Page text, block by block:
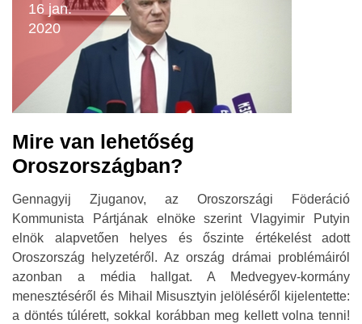
16 jan.
2020
Mire van lehetőség
Oroszországban?
Gennagyij Zjuganov, az Oroszországi Föderáció
Kommunista Pártjának elnöke szerint Vlagyimir Putyin
elnök alapvetően helyes és őszinte értékelést adott
Oroszország helyzetéről. Az ország drámai problémáiról
azonban a média hallgat. A Medvegyev-kormány
menesztéséről és Mihail Misusztyin jelöléséről kijelentette:
a döntés túlérett, sokkal korábban meg kellett volna tenni!